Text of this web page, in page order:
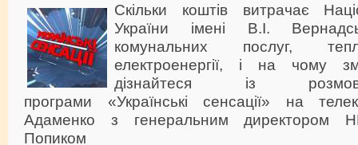
Скільки коштів витрачає
України імені В.І.
комунальних послуг,
електроенергії, і на чому
дізнайтеся із
програми «Українські сенсації» на
Адаменко з генеральним директором
Попиком